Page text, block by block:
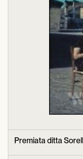
Premiata ditta